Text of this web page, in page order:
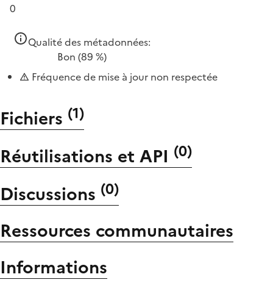
0
Qualité des métadonnées:
Bon (89 %)
Fréquence de mise à jour non respectée
Fichiers (1)
Réutilisations et API (0)
Discussions (0)
Ressources communautaires
Informations